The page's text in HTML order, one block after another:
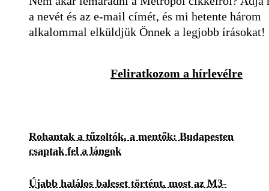
a nevét és az e-mail címét, és mi hetente három
alkalommal elküldjük Önnek a legjobb írásokat!
Feliratkozom a hírlevélre
Rohantak a tűzoltók, a mentők: Budapesten
csaptak fel a lángok
Újabb halálos baleset történt, most az M3-